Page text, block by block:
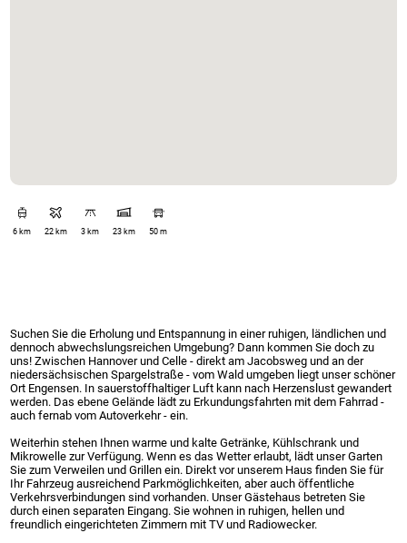
6 km 22 km 3 km 23 km 50 m
Suchen Sie die Erholung und Entspannung in einer ruhigen, ländlichen und
dennoch abwechslungsreichen Umgebung? Dann kommen Sie doch zu
uns! Zwischen Hannover und Celle - direkt am Jacobsweg und an der
niedersächsischen Spargelstraße - vom Wald umgeben liegt unser schöner
Ort Engensen. In sauerstoffhaltiger Luft kann nach Herzenslust gewandert
werden. Das ebene Gelände lädt zu Erkundungsfahrten mit dem Fahrrad -
auch fernab vom Autoverkehr - ein.
Weiterhin stehen Ihnen warme und kalte Getränke, Kühlschrank und
Mikrowelle zur Verfügung. Wenn es das Wetter erlaubt, lädt unser Garten
Sie zum Verweilen und Grillen ein. Direkt vor unserem Haus finden Sie für
Ihr Fahrzeug ausreichend Parkmöglichkeiten, aber auch öffentliche
Verkehrsverbindungen sind vorhanden. Unser Gästehaus betreten Sie
durch einen separaten Eingang. Sie wohnen in ruhigen, hellen und
freundlich eingerichteten Zimmern mit TV und Radiowecker.